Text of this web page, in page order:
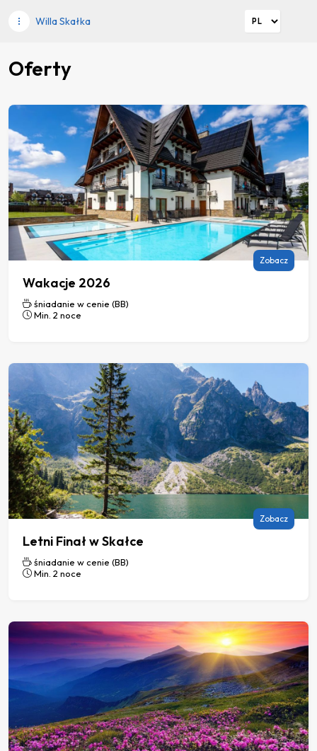
Willa Skałka
Oferty
Wakacje 2026
śniadanie w cenie (BB)
Min. 2 noce
Zobacz
Letni Finał w Skałce
śniadanie w cenie (BB)
Min. 2 noce
Zobacz